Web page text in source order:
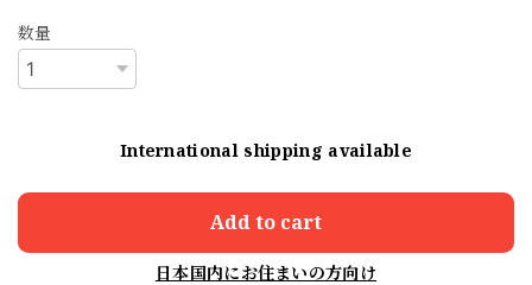
数量
International shipping available
Add to cart
日本国内にお住まいの方向け